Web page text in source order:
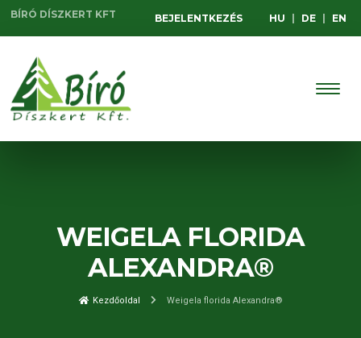
BÍRÓ DÍSZKERT KFT BEJELENTKEZÉS HU DE EN
WEIGELA FLORIDA
ALEXANDRA®
Kezdőoldal Weigela florida Alexandra®